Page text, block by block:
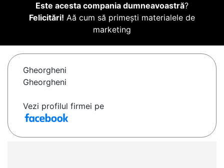
Este acesta compania dumneavoastră?
Felicitări! Aă cum să primești materialele de
marketing
Gheorgheni
Gheorgheni
Vezi profilul firmei pe